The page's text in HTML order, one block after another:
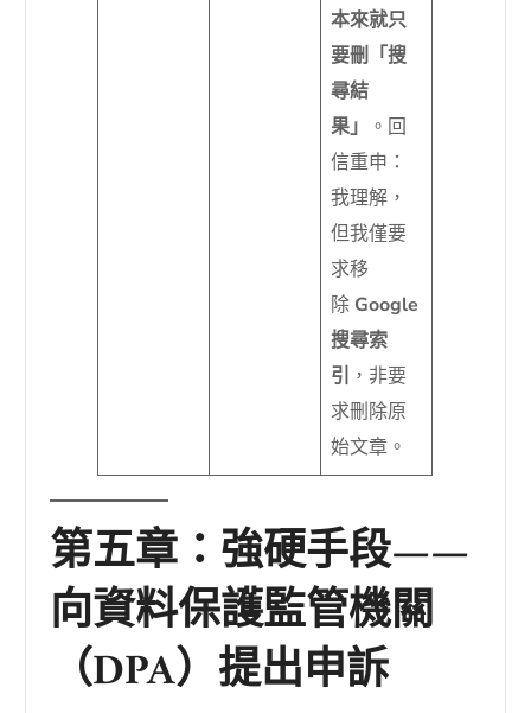
本來就只
要刪「搜
尋結
果」
。回
信重申：
我理解，
但我僅要
求移
除 Google
搜尋索
引 ，非要
求刪除原
始文章。
第五章：強硬手段——
向資料保護監管機關
（DPA）提出申訴